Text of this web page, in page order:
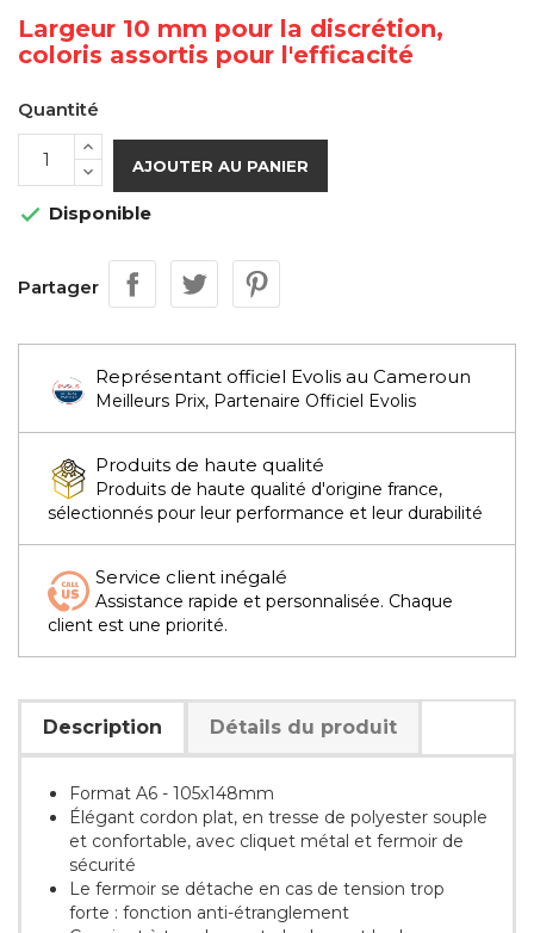
Largeur 10 mm pour la discrétion,
coloris assortis pour l'efficacité
Quantité
AJOUTER AU PANIER
 Disponible
Partager
Représentant officiel Evolis au Cameroun
Meilleurs Prix, Partenaire Officiel Evolis
Produits de haute qualité
Produits de haute qualité d'origine france,
sélectionnés pour leur performance et leur durabilité
Service client inégalé
Assistance rapide et personnalisée. Chaque
client est une priorité.
Description Détails du produit
Format A6 - 105x148mm
Élégant cordon plat, en tresse de polyester souple
et confortable, avec cliquet métal et fermoir de
sécurité
Le fermoir se détache en cas de tension trop
forte : fonction anti-étranglement